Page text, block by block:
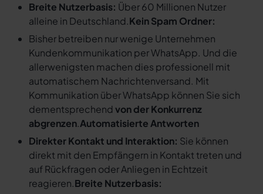
Breite Nutzerbasis: Über 60 Millionen Nutzer
alleine in Deutschland.Kein Spam Ordner:
Bisher betreiben nur wenige Unternehmen
Kundenkommunikation per WhatsApp. Und die
allerwenigsten machen dies professionell mit
automatischem Nachrichtenversand. Mit
Kommunikation über WhatsApp können Sie sich
dementsprechendvon der Konkurrenz
abgrenzen.Automatisierte Antworten
Direkter Kontakt und Interaktion: Sie können
direkt mit den Empfängern in Kontakt treten und
auf Rückfragen oder Anliegen in Echtzeit
reagieren.Breite Nutzerbasis: